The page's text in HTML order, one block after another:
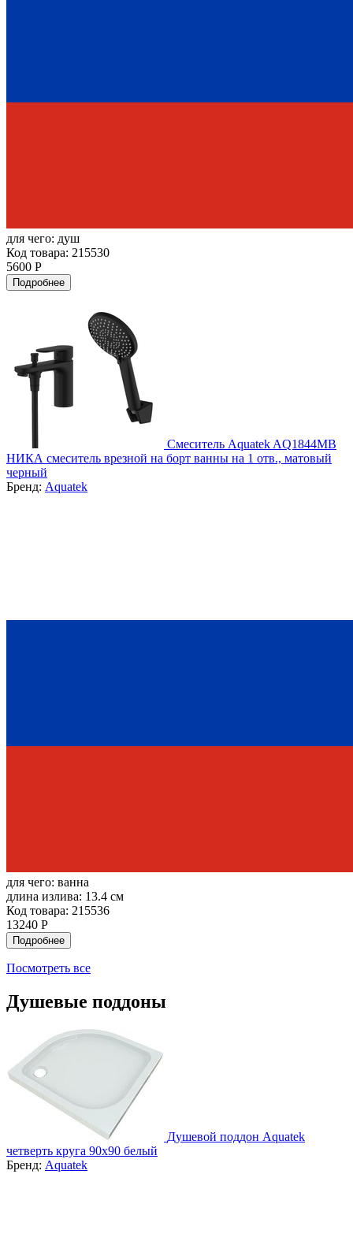
для чего: душ
Код товара: 215530
5600 Р
Подробнее
Смеситель Aquatek AQ1844MB
НИКА смеситель врезной на борт ванны на 1 отв., матовый
черный
Бренд: Aquatek
для чего: ванна
длина излива: 13.4 см
Код товара: 215536
13240 Р
Подробнее
Посмотреть все
Душевые поддоны
Душевой поддон Aquatek
четверть круга 90x90 белый
Бренд: Aquatek